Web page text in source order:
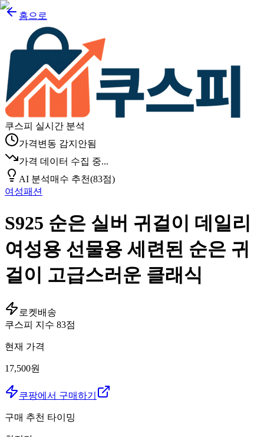
홈으로
쿠스피 실시간 분석
가격변동 감지안됨
가격 데이터 수집 중...
AI 분석매수 추천(83점)
여성패션
S925 순은 실버 귀걸이 데일리
여성용 선물용 세련된 순은 귀
걸이 고급스러운 클래식
로켓배송
쿠스피 지수 83점
현재 가격
17,500원
쿠팡에서 구매하기
구매 추천 타이밍